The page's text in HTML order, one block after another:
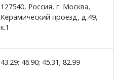
127540, Россия, г. Москва,
Керамический проезд, д.49,
к.1
43.29; 46.90; 45.31; 82.99